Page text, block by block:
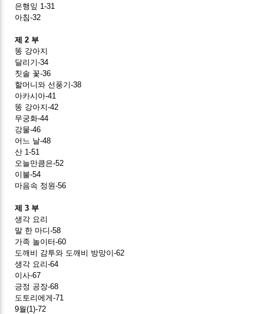
은행잎 1-31
아침-32
제 2 부
똥 강아지
달리기-34
칫솔 꽃-36
할머니와 선풍기-38
아카시아-41
똥 강아지-42
무궁화-44
강물-46
어느 날-48
산 1-51
오늘만큼은-52
이불-54
마음속 정원-56
제 3 부
생각 요리
말 한 마디-58
가족 놀이터-60
도깨비 감투와 도깨비 방망이-62
생각 요리-64
이사-67
긍정 공장-68
도토리에게-71
9월(1)-72